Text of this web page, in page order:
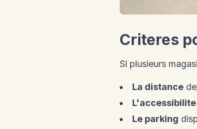
Criteres
Si plusieurs
La distance
L'accessibilite
Le parking